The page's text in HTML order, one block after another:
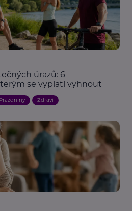
úrazů: 6
se vyplatí vyhnout
Prázdniny Zdraví